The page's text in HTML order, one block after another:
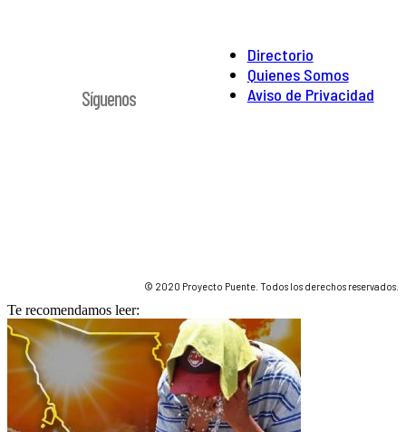
Directorio
Quienes Somos
Aviso de Privacidad
Síguenos
© 2020 Proyecto Puente. Todos los derechos reservados.
Te recomendamos leer: